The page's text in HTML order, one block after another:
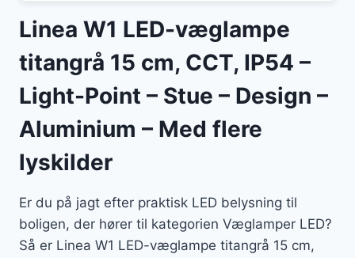
Linea W1 LED-væglampe
titangrå 15 cm, CCT, IP54 –
Light-Point – Stue – Design –
Aluminium – Med flere
lyskilder
Er du på jagt efter praktisk LED belysning til
boligen, der hører til kategorien Væglamper LED?
Så er Linea W1 LED-væglampe titangrå 15 cm,